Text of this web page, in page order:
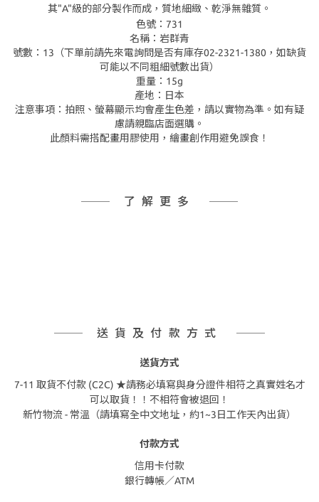
其"A"級的部分製作而成，質地細緻、乾淨無雜質。
色號：731
名稱：岩群青
號數：13（下單前請先來電詢問是否有庫存02-2321-1380，如缺貨
可能以不同粗細號數出貨）
重量：15g
產地：日本
注意事項：拍照、螢幕顯示均會產生色差，請以實物為準。如有疑
慮請親臨店面選購。
此顏料需搭配畫用膠使用，繪畫創作用避免誤食！
了解更多
送貨及付款方式
送貨方式
7-11 取貨不付款 (C2C) ★請務必填寫與身分證件相符之真實姓名才
可以取貨！！不相符會被退回！
新竹物流 - 常溫（請填寫全中文地址，約1~3日工作天內出貨）
付款方式
信用卡付款
銀行轉帳／ATM